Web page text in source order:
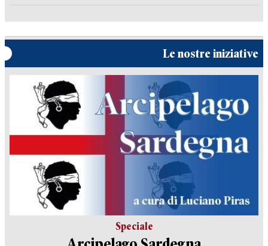
Le nostre iniziative
Speciale